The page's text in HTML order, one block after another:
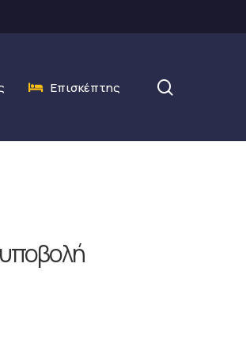
Επισκέπτης